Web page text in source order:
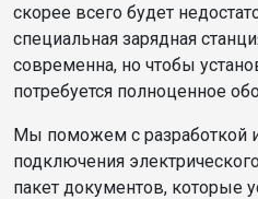
скорее всего будет
специальная зарядная
современна, но чтобы
потребуется полноценное
Мы поможем с разработкой
подключения
пакет документов, которые